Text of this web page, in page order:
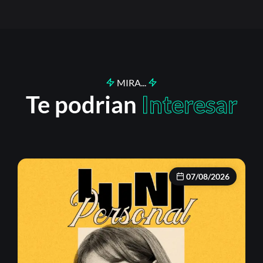
MIRA...
Te podrian Interesar
07/08/2026